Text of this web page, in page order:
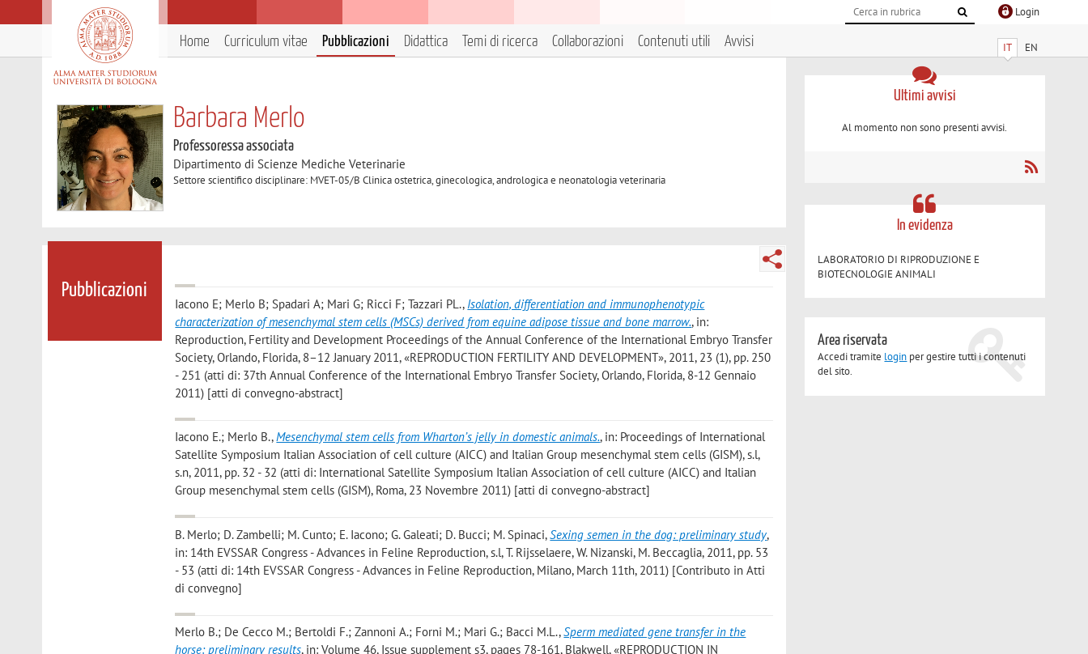
Login
IT EN
Home Curriculum vitae Pubblicazioni Didattica Temi di ricerca Collaborazioni Contenuti utili Avvisi
Barbara Merlo
Professoressa associata
Dipartimento di Scienze Mediche Veterinarie
Settore scientifico disciplinare: MVET-05/B Clinica ostetrica, ginecologica, andrologica e neonatologia veterinaria
Pubblicazioni
Iacono E; Merlo B; Spadari A; Mari G; Ricci F; Tazzari PL., Isolation, differentiation and immunophenotypic
characterization of mesenchymal stem cells (MSCs) derived from equine adipose tissue and bone marrow., in:
Reproduction, Fertility and Development Proceedings of the Annual Conference of the International Embryo Transfer
Society, Orlando, Florida, 8–12 January 2011, «REPRODUCTION FERTILITY AND DEVELOPMENT», 2011, 23 (1), pp. 250
- 251 (atti di: 37th Annual Conference of the International Embryo Transfer Society, Orlando, Florida, 8-12 Gennaio
2011) [atti di convegno-abstract]
Iacono E.; Merlo B.,Mesenchymal stem cells from Wharton’s jelly in domestic animals., in: Proceedings of International
Satellite Symposium Italian Association of cell culture (AICC) and Italian Group mesenchymal stem cells (GISM), s.l,
s.n, 2011, pp. 32 - 32 (atti di: International Satellite Symposium Italian Association of cell culture (AICC) and Italian
Group mesenchymal stem cells (GISM), Roma, 23 Novembre 2011) [atti di convegno-abstract]
B. Merlo; D. Zambelli; M. Cunto; E. Iacono; G. Galeati; D. Bucci; M. Spinaci,Sexing semen in the dog: preliminary study,
in: 14th EVSSAR Congress - Advances in Feline Reproduction, s.l, T. Rijsselaere, W. Nizanski, M. Beccaglia, 2011, pp. 53
- 53 (atti di: 14th EVSSAR Congress - Advances in Feline Reproduction, Milano, March 11th, 2011) [Contributo in Atti
di convegno]
Merlo B.; De Cecco M.; Bertoldi F.; Zannoni A.; Forni M.; Mari G.; Bacci M.L.,Sperm mediated gene transfer in the
horse: preliminary results, in: Volume 46, Issue supplement s3, pages 78-161, Blakwell, «REPRODUCTION IN
Ultimi avvisi
Al momento non sono presenti avvisi.
In evidenza
LABORATORIO DI RIPRODUZIONE E
BIOTECNOLOGIE ANIMALI
Area riservata
Accedi tramite login per gestire tutti i contenuti
del sito.